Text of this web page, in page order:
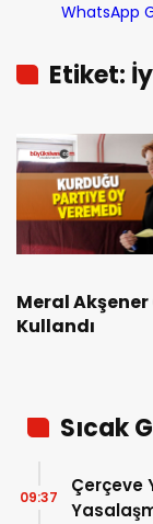
WhatsApp
Etiket:
Meral Akşener
Kullandı
Sıcak
Çerçeve
09:37